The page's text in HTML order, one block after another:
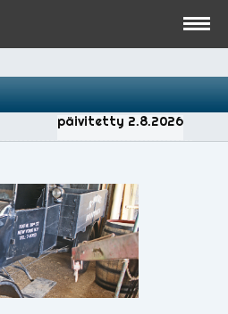
päivitetty 2.8.2026